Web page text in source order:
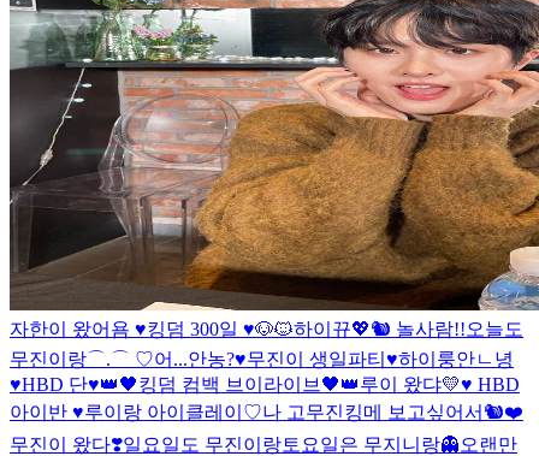
자한이 왔어욤 ♥킹덤 300일 ♥🐶🐱하이 뀨💖🐿 놀사람!!오늘도
무진이랑⌒.⌒ ♡어...안농?♥무진이 생일파티♥하이룽안ㄴ녕
♥HBD 단♥👑🖤킹덤 컴백 브이라이브🖤👑루이 왔댜💛♥ HBD
아이반 ♥루이랑 아이클레이♡나 고무진킹메 보고싶어서🐿❤
무진이 왔다❣일요일도 무진이랑토요일은 무지니랑👻오랜만